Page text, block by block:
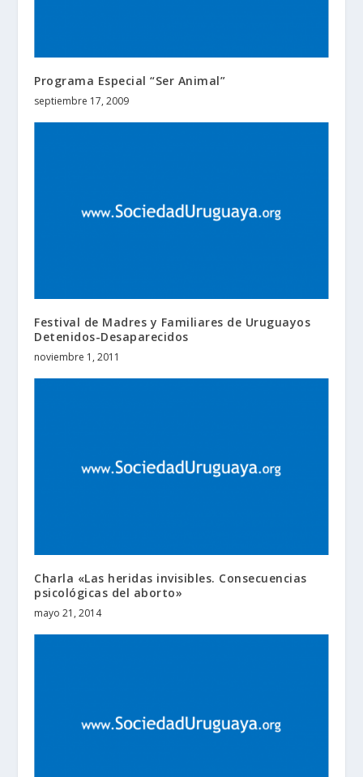
Programa Especial “Ser Animal”
septiembre 17, 2009
Festival de Madres y Familiares de Uruguayos
Detenidos-Desaparecidos
noviembre 1, 2011
Charla «Las heridas invisibles. Consecuencias
psicológicas del aborto»
mayo 21, 2014